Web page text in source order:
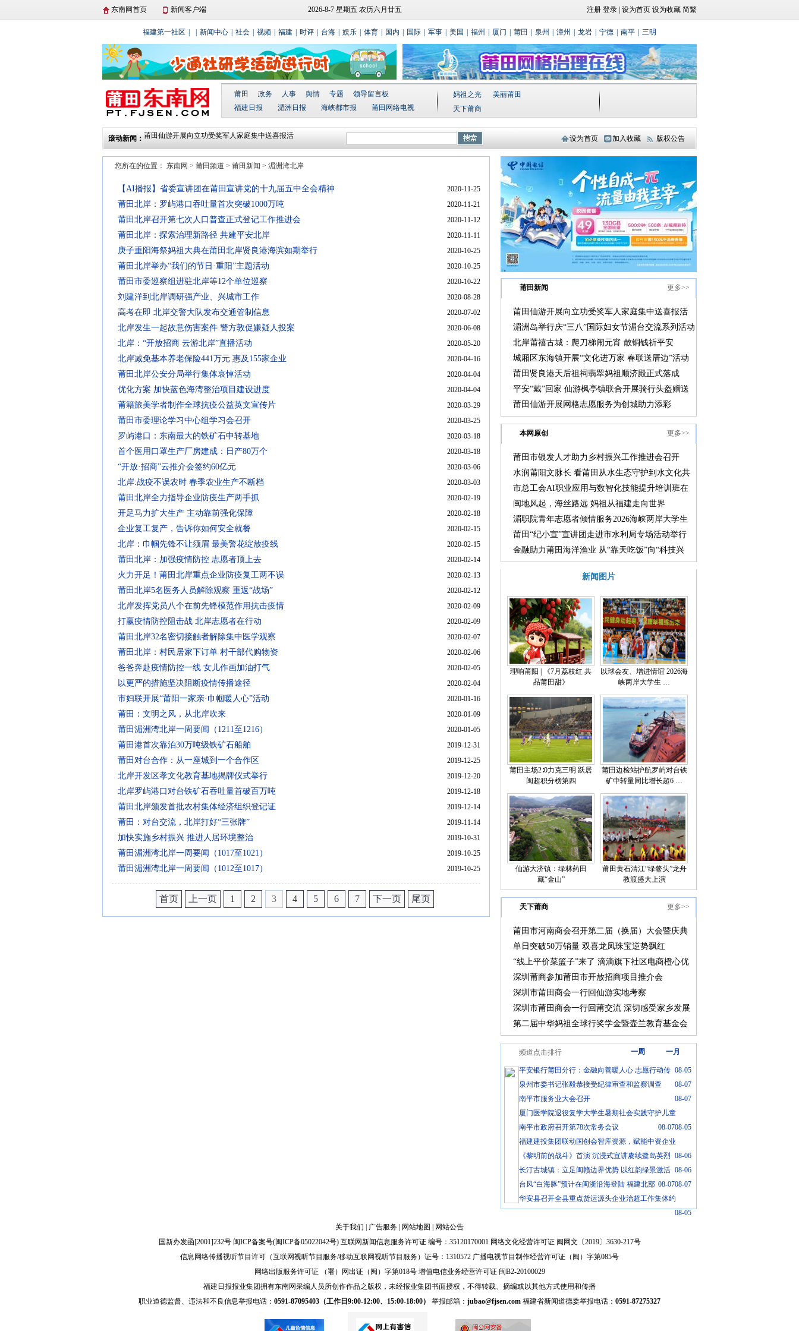
东南网首页 新闻客户端 2026-8-7 星期五 农历六月廿五 注册 登录 设为首页 设为收藏 简繁
福建第一社区 新闻中心 社会 视频 福建 时评 台海 娱乐 体育 国内 国际 军事 美国 福州 厦门 莆田 泉州 漳州 龙岩 宁德 南平 三明
莆田 政务 人事 舆情 专题
领导留言板
福建日报
湄洲日报 海峡都市报 莆田网络电视
妈祖之光
美丽莆田
天下莆商
滚动新闻： 动
湄洲岛举行庆“三八”国际妇女节湄台交流系列活
动
北岸莆禧古城：爬刀梯闹元宵 散铜钱祈平安
城厢区东海镇开展“文化进万家 春联送厝边”活动
莆田贤良港天后祖祠翡翠妈祖顺济殿正式落成
版权公告
加入收藏
设为首页
您所在的位置： 东南网 > 莆田频道 > 莆田新闻 > 湄洲湾北岸
2020-11-25
【AI播报】省委宣讲团在莆田宣讲党的十九届五中全会精神
2020-11-21
莆田北岸：罗屿港口吞吐量首次突破1000万吨
2020-11-12
莆田北岸召开第七次人口普查正式登记工作推进会
2020-11-11
莆田北岸：探索治理新路径 共建平安北岸
2020-10-25
庚子重阳海祭妈祖大典在莆田北岸贤良港海滨如期举行
2020-10-25
莆田北岸举办“我们的节日·重阳”主题活动
2020-10-22
莆田市委巡察组进驻北岸等12个单位巡察
2020-08-28
刘建洋到北岸调研强产业、兴城市工作
2020-07-02
高考在即 北岸交警大队发布交通管制信息
2020-06-08
北岸发生一起故意伤害案件 警方敦促嫌疑人投案
2020-05-20
北岸：“开放招商 云游北岸”直播活动
2020-04-16
北岸减免基本养老保险441万元 惠及155家企业
2020-04-04
莆田北岸公安分局举行集体哀悼活动
2020-04-04
优化方案 加快蓝色海湾整治项目建设进度
2020-03-29
莆籍旅美学者制作全球抗疫公益英文宣传片
2020-03-25
莆田市委理论学习中心组学习会召开
2020-03-18
罗屿港口：东南最大的铁矿石中转基地
2020-03-18
首个医用口罩生产厂房建成：日产80万个
2020-03-06
“开放·招商”云推介会签约60亿元
2020-03-03
北岸:战疫不误农时 春季农业生产不断档
2020-02-19
莆田北岸全力指导企业防疫生产两手抓
2020-02-18
开足马力扩大生产 主动靠前强化保障
2020-02-15
企业复工复产，告诉你如何安全就餐
2020-02-15
北岸：巾帼先锋不让须眉 最美警花绽放疫线
2020-02-14
莆田北岸：加强疫情防控 志愿者顶上去
2020-02-13
火力开足！莆田北岸重点企业防疫复工两不误
2020-02-12
莆田北岸5名医务人员解除观察 重返“战场”
2020-02-09
北岸发挥党员八个在前先锋模范作用抗击疫情
2020-02-09
打赢疫情防控阻击战 北岸志愿者在行动
2020-02-07
莆田北岸32名密切接触者解除集中医学观察
2020-02-06
莆田北岸：村民居家下订单 村干部代购物资
2020-02-05
爸爸奔赴疫情防控一线 女儿作画加油打气
2020-02-04
以更严的措施坚决阻断疫情传播途径
2020-01-16
市妇联开展“莆阳一家亲·巾帼暖人心”活动
2020-01-09
莆田：文明之风，从北岸吹来
2020-01-05
莆田湄洲湾北岸一周要闻（1211至1216）
2019-12-31
莆田港首次靠泊30万吨级铁矿石船舶
2019-12-25
莆田对台合作：从一座城到一个合作区
2019-12-20
北岸开发区孝文化教育基地揭牌仪式举行
2019-12-18
北岸罗屿港口对台铁矿石吞吐量首破百万吨
2019-12-14
莆田北岸颁发首批农村集体经济组织登记证
2019-11-14
莆田：对台交流，北岸打好“三张牌”
2019-10-31
加快实施乡村振兴 推进人居环境整治
2019-10-25
莆田湄洲湾北岸一周要闻（1017至1021）
2019-10-25
莆田湄洲湾北岸一周要闻（1012至1017）
首页 上一页 1 2 3 4 5 6 7 下一页 尾页
更多>>
莆田新闻
莆田仙游开展向立功受奖军人家庭集中送喜报活
动
湄洲岛举行庆“三八”国际妇女节湄台交流系列活动
北岸莆禧古城：爬刀梯闹元宵 散铜钱祈平安
城厢区东海镇开展“文化进万家 春联送厝边”活动
莆田贤良港天后祖祠翡翠妈祖顺济殿正式落成
平安“戴”回家 仙游枫亭镇联合开展骑行头盔赠送
活动
莆田仙游开展网格志愿服务为创城助力添彩
更多>>
本网原创
莆田市银发人才助力乡村振兴工作推进会召开
水润莆阳文脉长 看莆田从水生态守护到水文化共
兴的融合实践
市总工会AI职业应用与数智化技能提升培训班在
湄职院举行
闽地风起，海丝路远 妈祖从福建走向世界
湄职院青年志愿者倾情服务2026海峡两岸大学生
篮球赛
莆田“纪小宣”宣讲团走进市水利局专场活动举行
金融助力莆田海洋渔业 从“靠天吃饭”向“科技兴
新闻图片
理响莆阳 | 《7月荔枝红 共
品莆田甜》
以球会友、增进情谊 2026海
峡两岸大学生 …
莆田主场2∶0力克三明 跃居
闽超积分榜第四
莆田边检站护航罗屿对台铁
矿中转量同比增长超6 …
仙游大济镇：绿林药田
藏“金山”
莆田黄石清江“绿鳌头”龙舟
教渡盛大上演
更多>>
天下莆商
莆田市河南商会召开第二届（换届）大会暨庆典
大会
单日突破50万销量 双喜龙凤珠宝逆势飘红
“线上平价菜篮子”来了 滴滴旗下社区电商橙心优
选在莆田上线
深圳莆商参加莆田市开放招商项目推介会
深圳市莆田商会一行回仙游实地考察
深圳市莆田商会一行回莆交流 深切感受家乡发展
变化
第二届中华妈祖全球行奖学金暨壶兰教育基金会
频道点击排行 一周 一月
平安银行莆田分行：金融向善暖人心 志愿行动传 08-05
泉州市委书记张毅恭接受纪律审查和监察调查
08-07
南平市服务业大会召开
08-07
厦门医学院退役复学大学生暑期社会实践守护儿童
08-05
南平市政府召开第78次常务会议
08-07
福建建投集团联动国创会智库资源，赋能中资企业
08-06
《黎明前的战斗》首演 沉浸式宣讲赓续鹭岛英烈
08-06
长汀古城镇：立足闽赣边界优势 以红韵绿景激活
08-07
台风“白海豚”预计在闽浙沿海登陆 福建北部 08-07
华安县召开全县重点货运源头企业治超工作集体约
08-05
关于我们
广告服务 网站地图
网站公告
国新办发函[2001]232号 闽ICP备案号(闽ICP备05022042号) 互联网新闻信息服务许可证 编号：35120170001 网络文化经营许可证 闽网文〔2019〕3630-217号
信息网络传播视听节目许可（互联网视听节目服务/移动互联网视听节目服务）证号：1310572 广播电视节目制作经营许可证（闽）字第085号
网络出版服务许可证 （署）网出证（闽）字第018号 增值电信业务经营许可证 闽B2-20100029
福建日报报业集团拥有东南网采编人员所创作作品之版权，未经报业集团书面授权，不得转载、摘编或以其他方式使用和传播
职业道德监督、违法和不良信息举报电话： 0591-87095403（工作日9:00-12:00、15:00-18:00） 举报邮箱： jubao@fjsen.com 福建省新闻道德委举报电话： 0591-87275327